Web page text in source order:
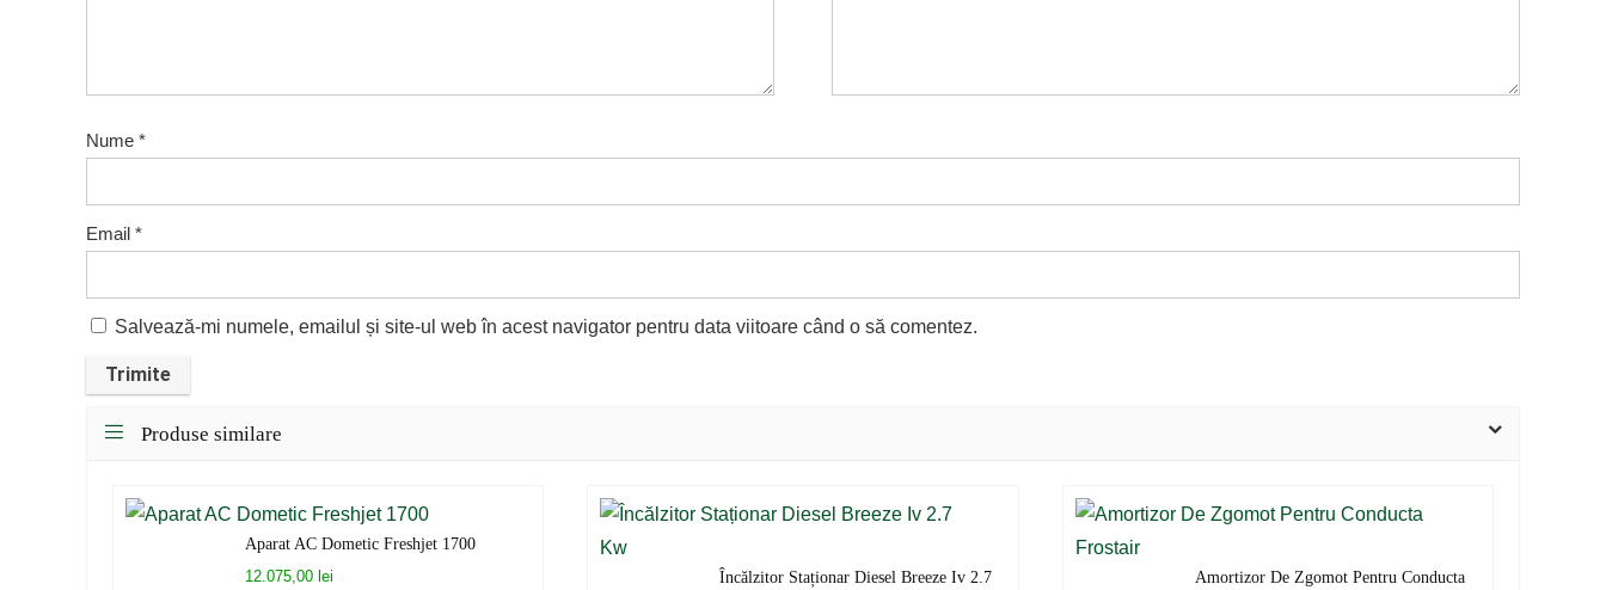
Nume *
Email *
Salvează-mi numele, emailul și site-ul web în acest navigator pentru data viitoare când o să comentez.
Produse similare
Aparat AC Dometic Freshjet 1700
12.075,00 lei
Încălzitor Staționar Diesel Breeze Iv 2.7
Amortizor De Zgomot Pentru Conducta